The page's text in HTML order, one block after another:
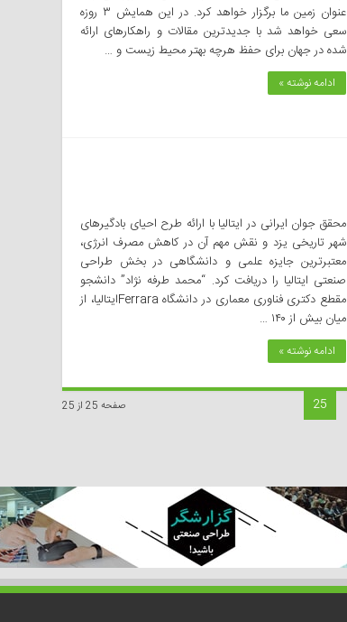
عنوان زمین ما برگزار خواهد کرد. در این همایش ۳ روزه
سعی خواهد شد با جدیدترین مقالات و راهکارهای ارائه
شده در جهان برای حفظ هرچه بهتر محیط زیست و …
ادامه نوشته »
محقق جوان ایرانی در ایتالیا با ارائه طرح احیای بادگیرهای
شهر تاریخی یزد و نقش مهم آن در کاهش مصرف انرژی،
معتبرترین جایزه علمی و دانشگاهی در بخش طراحی
صنعتی ایتالیا را دریافت کرد. “محمد طرفه نژاد” دانشجو
مقطع دکتری فناوری معماری در دانشگاه Ferraraایتالیا، از
میان بیش از ۱۴۰ …
ادامه نوشته »
صفحه 25 از 25 25